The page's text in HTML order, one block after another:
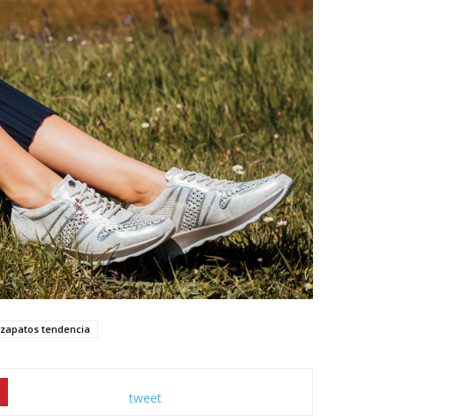
zapatos tendencia
tweet